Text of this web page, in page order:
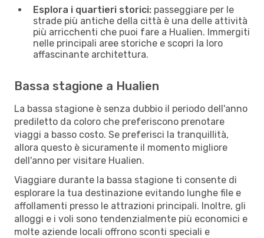
Esplora i quartieri storici: passeggiare per le
strade più antiche della città è una delle attività
più arricchenti che puoi fare a Hualien. Immergiti
nelle principali aree storiche e scopri la loro
affascinante architettura.
Bassa stagione a Hualien
La bassa stagione è senza dubbio il periodo dell'anno
prediletto da coloro che preferiscono prenotare
viaggi a basso costo. Se preferisci la tranquillità,
allora questo è sicuramente il momento migliore
dell'anno per visitare Hualien.
Viaggiare durante la bassa stagione ti consente di
esplorare la tua destinazione evitando lunghe file e
affollamenti presso le attrazioni principali. Inoltre, gli
alloggi e i voli sono tendenzialmente più economici e
molte aziende locali offrono sconti speciali e